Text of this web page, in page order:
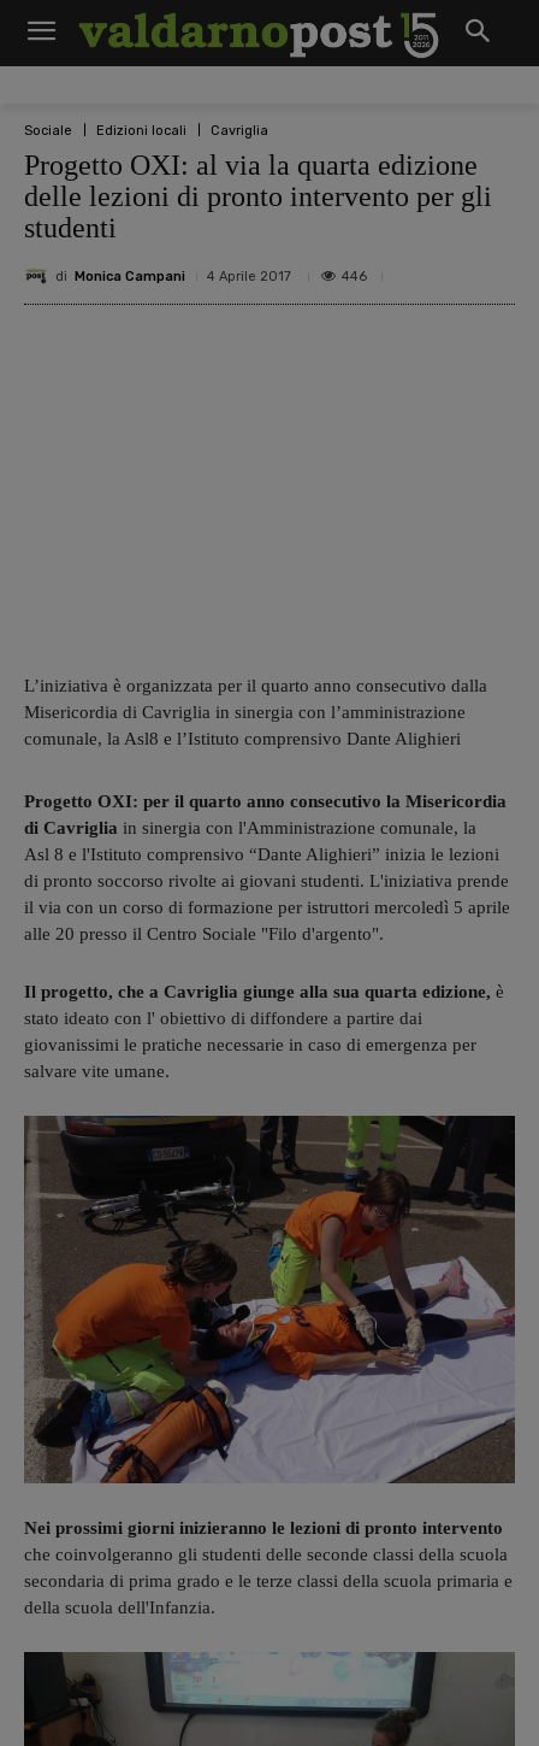
Sociale Edizioni locali Cavriglia
Progetto OXI: al via la quarta edizione
delle lezioni di pronto intervento per gli
studenti
di Monica Campani 4 Aprile 2017 446
L’iniziativa è organizzata per il quarto anno consecutivo dalla
Misericordia di Cavriglia in sinergia con l’amministrazione
comunale, la Asl8 e l’Istituto comprensivo Dante Alighieri
Progetto OXI: per il quarto anno consecutivo la Misericordia
di Cavriglia in sinergia con l'Amministrazione comunale, la
Asl 8 e l'Istituto comprensivo “Dante Alighieri” inizia le lezioni
di pronto soccorso rivolte ai giovani studenti. L'iniziativa prende
il via con un corso di formazione per istruttori mercoledì 5 aprile
alle 20 presso il Centro Sociale "Filo d'argento".
Il progetto, che a Cavriglia giunge alla sua quarta edizione, è
stato ideato con l' obiettivo di diffondere a partire dai
giovanissimi le pratiche necessarie in caso di emergenza per
salvare vite umane.
Nei prossimi giorni inizieranno le lezioni di pronto intervento
che coinvolgeranno gli studenti delle seconde classi della scuola
secondaria di prima grado e le terze classi della scuola primaria e
della scuola dell'Infanzia.